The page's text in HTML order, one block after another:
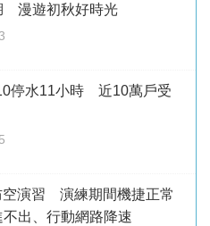
漫遊初秋好時光
停水11小時 近10萬戶受
空演習 演練期間機捷正常
出、行動網路降速